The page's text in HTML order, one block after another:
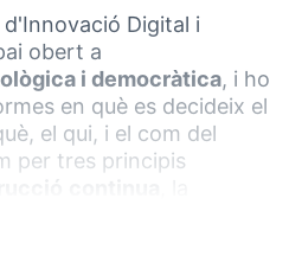
Digital i
obert a
i democràtica, i ho
en què es decideix el
el qui, i el com del
per tres principis
indispensable.